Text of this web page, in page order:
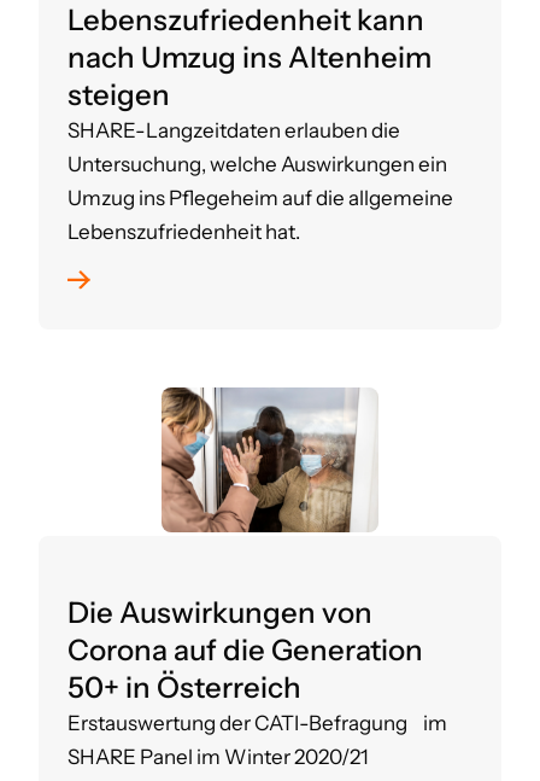
Lebenszufriedenheit kann
nach Umzug ins Altenheim
steigen
SHARE-Langzeitdaten erlauben die
Untersuchung, welche Auswirkungen ein
Umzug ins Pflegeheim auf die allgemeine
Lebenszufriedenheit hat.
Die Auswirkungen von
Corona auf die Generation
50+ in Österreich
Erstauswertung der CATI-Befragung im
SHARE Panel im Winter 2020/21